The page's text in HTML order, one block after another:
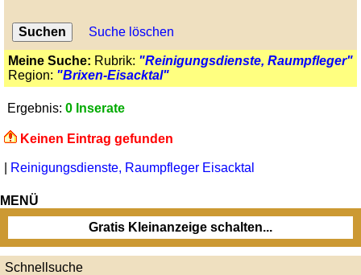
Suche löschen
Meine Suche: Rubrik: "Reinigungsdienste, Raumpfleger"
Region: "Brixen-Eisacktal"
Ergebnis: 0 Inserate
Keinen Eintrag gefunden
Reinigungsdienste, Raumpfleger Eisacktal
MENÜ
Gratis Kleinanzeige schalten...
Schnellsuche